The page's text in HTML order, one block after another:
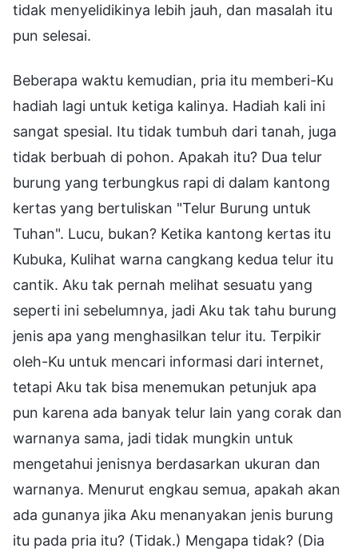
tidak menyelidikinya lebih jauh, dan masalah itu
pun selesai.
Beberapa waktu kemudian, pria itu memberi-Ku
hadiah lagi untuk ketiga kalinya. Hadiah kali ini
sangat spesial. Itu tidak tumbuh dari tanah, juga
tidak berbuah di pohon. Apakah itu? Dua telur
burung yang terbungkus rapi di dalam kantong
kertas yang bertuliskan "Telur Burung untuk
Tuhan". Lucu, bukan? Ketika kantong kertas itu
Kubuka, Kulihat warna cangkang kedua telur itu
cantik. Aku tak pernah melihat sesuatu yang
seperti ini sebelumnya, jadi Aku tak tahu burung
jenis apa yang menghasilkan telur itu. Terpikir
oleh-Ku untuk mencari informasi dari internet,
tetapi Aku tak bisa menemukan petunjuk apa
pun karena ada banyak telur lain yang corak dan
warnanya sama, jadi tidak mungkin untuk
mengetahui jenisnya berdasarkan ukuran dan
warnanya. Menurut engkau semua, apakah akan
ada gunanya jika Aku menanyakan jenis burung
itu pada pria itu? (Tidak.) Mengapa tidak? (Dia